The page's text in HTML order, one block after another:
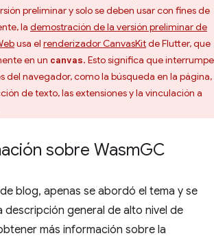
preliminar y solo se deben usar con fines de
la demostración de la versión preliminar de
usa el renderizador CanvasKitde Flutter, que
en un canvas. Esto significa que interrumpe
del navegador, como la búsqueda en la página,
de texto, las extensiones y la vinculación a
sobre WasmGC
blog, apenas se abordó el tema y se
general de alto nivel de
más información sobre la